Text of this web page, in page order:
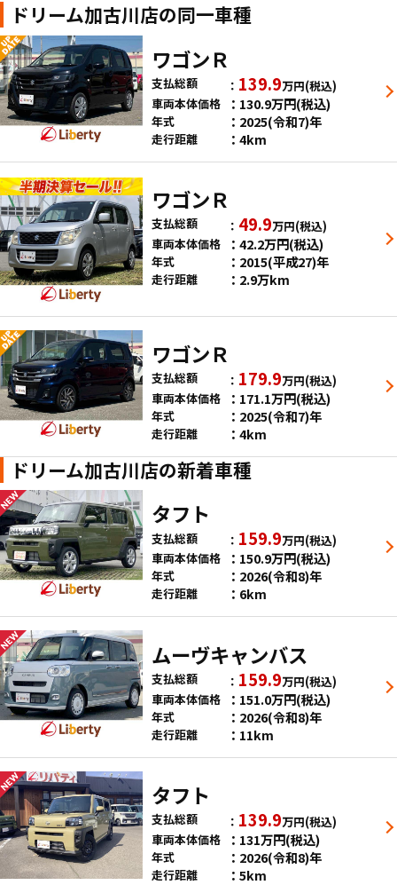
ドリーム加古川店の同一車種
ワゴンＲ
支払総額 139.9万円(税込)
車両本体価格
130.9万円(税込)
年式 2025(令和7)年
走行距離 4km
ワゴンＲ
支払総額 49.9万円(税込)
車両本体価格
42.2万円(税込)
年式 2015(平成27)年
走行距離 2.9万km
ワゴンＲ
支払総額 179.9万円(税込)
車両本体価格
171.1万円(税込)
年式 2025(令和7)年
走行距離 4km
ドリーム加古川店の新着車種
タフト
支払総額 159.9万円(税込)
車両本体価格
150.9万円(税込)
年式 2026(令和8)年
走行距離 6km
ムーヴキャンバス
支払総額 159.9万円(税込)
車両本体価格
151.0万円(税込)
年式 2026(令和8)年
走行距離 11km
タフト
支払総額 139.9万円(税込)
車両本体価格
131万円(税込)
年式 2026(令和8)年
走行距離 5km